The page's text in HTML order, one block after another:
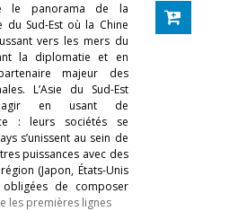
le panorama de la
du Sud-Est où la Chine
vers les mers du
la diplomatie et en
majeur des
L’Asie du Sud-Est
en usant de
: leurs sociétés se
s’unissent au sein de
puissances avec des
(Japon, États-Unis
obligées de composer
les premières lignes